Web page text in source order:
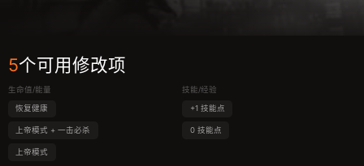
5个可用修改项
生命值/能量
恢复健康
上帝模式 + 一击必杀
上帝模式
技能/经验
+1 技能点
0 技能点